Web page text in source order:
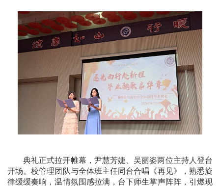
典礼正式拉开帷幕，尹慧芳婕、吴丽姿两位主持人登台
开场。校管理团队与全体班主任同台合唱《再见》，熟悉旋
律缓缓奏响，温情氛围感拉满，台下师生掌声阵阵，引燃现